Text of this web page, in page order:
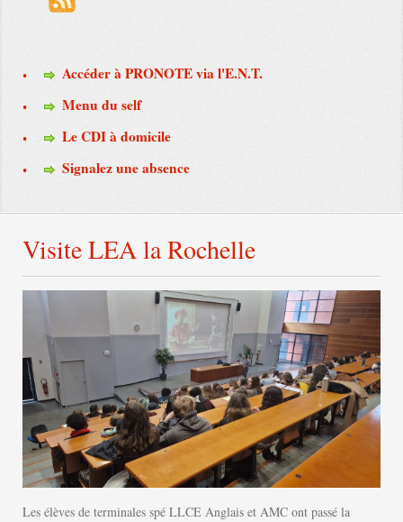
Accéder à PRONOTE via l'E.N.T.
Menu du self
Le CDI à domicile
Signalez une absence
Visite LEA la Rochelle
Les élèves de terminales spé LLCE Anglais et AMC ont passé la